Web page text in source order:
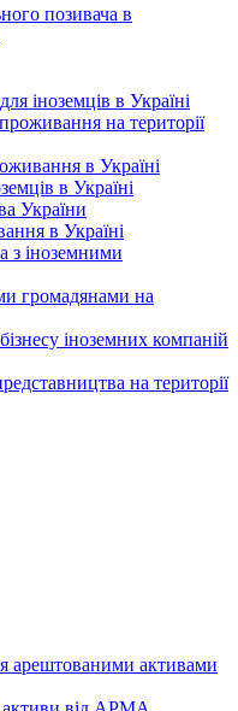
позивача в
іноземців в Україні
на території
в Україні
в Україні
України
в Україні
з іноземними
громадянами на
іноземних компаній
на території
активами